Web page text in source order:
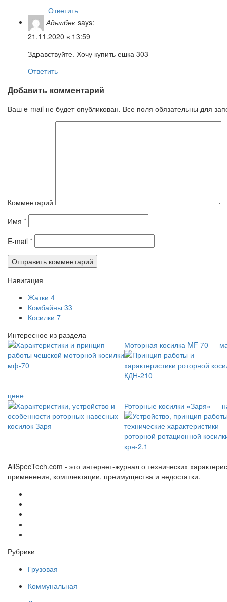
Ответить
Адылбек says:
21.11.2020 в 13:59
Здравствуйте. Хочу купить ешка 303
Ответить
Добавить комментарий
Ваш e-mail не будет опубликован. Все поля обязательны для
Комментарий
Имя *
E-mail *
Навигация
Жатки 4
Комбайны 33
Косилки 7
Интересное из раздела
Моторная косилка MF 70 —
цене
Роторные косилки «Заря» —
AllSpecTech.com - это интернет-журнал о технических
применения, комплектации, преимущества и недостатки.
Рубрики
Грузовая
Коммунальная